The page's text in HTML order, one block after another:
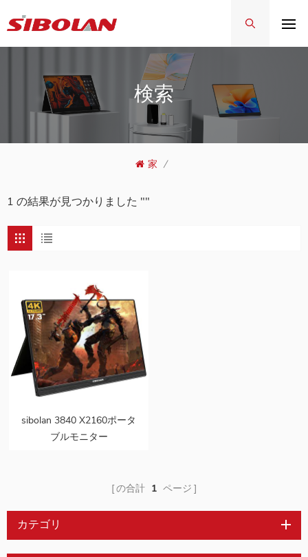
検索
家 /
1 の結果が見つかりました ""
sibolan 3840 X2160ポータ
ブルモニター
の合計 1 ページ
カテゴリ